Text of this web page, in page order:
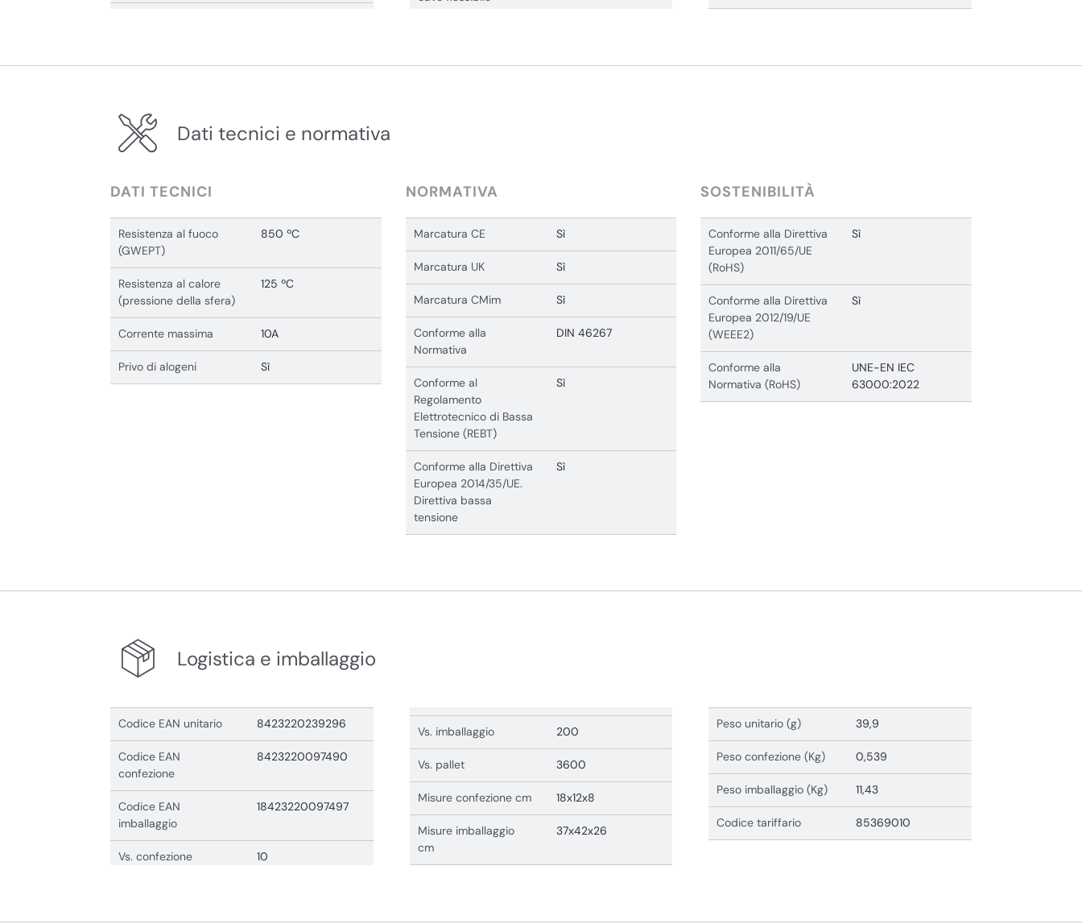
Dati tecnici e normativa
DATI TECNICI
Resistenza al fuoco
(GWEPT)
850 ºC
Resistenza al calore
(pressione della sfera)
125 ºC
Corrente massima 10A
Privo di alogeni Sì
NORMATIVA
Marcatura CE Sì
Marcatura UK Sì
Marcatura CMim Sì
Conforme alla
Normativa
DIN 46267
Conforme al
Regolamento
Elettrotecnico di Bassa
Tensione (REBT)
Sì
Conforme alla Direttiva
Europea 2014/35/UE.
Direttiva bassa
tensione
Sì
SOSTENIBILITÀ
Conforme alla Direttiva
Europea 2011/65/UE
(RoHS)
Sì
Conforme alla Direttiva
Europea 2012/19/UE
(WEEE2)
Sì
Conforme alla
Normativa (RoHS)
UNE-EN IEC
63000:2022
Logistica e imballaggio
Codice EAN unitario 8423220239296
Codice EAN
confezione
8423220097490
Codice EAN
imballaggio
18423220097497
Vs. confezione 10
Vs. imballaggio 200
Vs. pallet 3600
Misure confezione cm 18x12x8
Misure imballaggio
cm
37x42x26
Peso unitario (g) 39,9
Peso confezione (Kg) 0,539
Peso imballaggio (Kg) 11,43
Codice tariffario 85369010